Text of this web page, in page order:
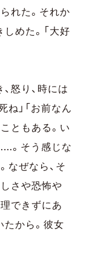
れた。それか
めた。「大好
怒り、時には
ね」「お前なん
ともある。い
。そう感じな
なぜなら、そ
さや恐怖や
できずにあ
から。彼女